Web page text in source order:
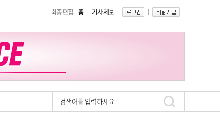
홈 기사제보
최종편집